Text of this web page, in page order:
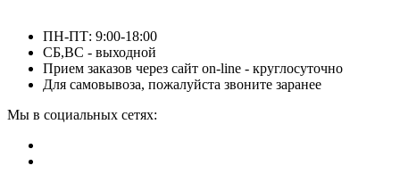
ПН-ПТ: 9:00-18:00
СБ,ВС - выходной
Прием заказов через сайт on-line - круглосуточно
Для самовывоза, пожалуйста звоните заранее
Мы в социальных сетях: